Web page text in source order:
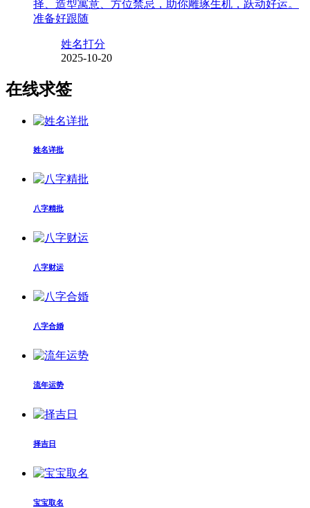
择、造型寓意、方位禁忌，助你雕琢生机，跃动好运。
准备好跟随
姓名打分
2025-10-20
在线求签
姓名详批
八字精批
八字财运
八字合婚
流年运势
择吉日
宝宝取名